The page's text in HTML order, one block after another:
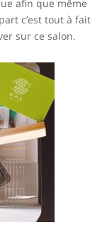
afin que même
c’est tout à fait
sur ce salon.